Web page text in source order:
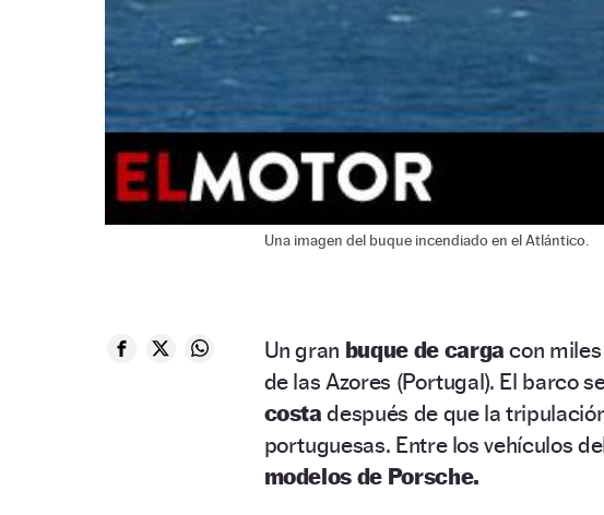
Una imagen del buque incendiado en el Atlántico.
Un gran buque de carga con
de las Azores (Portugal). El barco
costadespués de que la
portuguesas. Entre los vehículos
modelos de Porsche.